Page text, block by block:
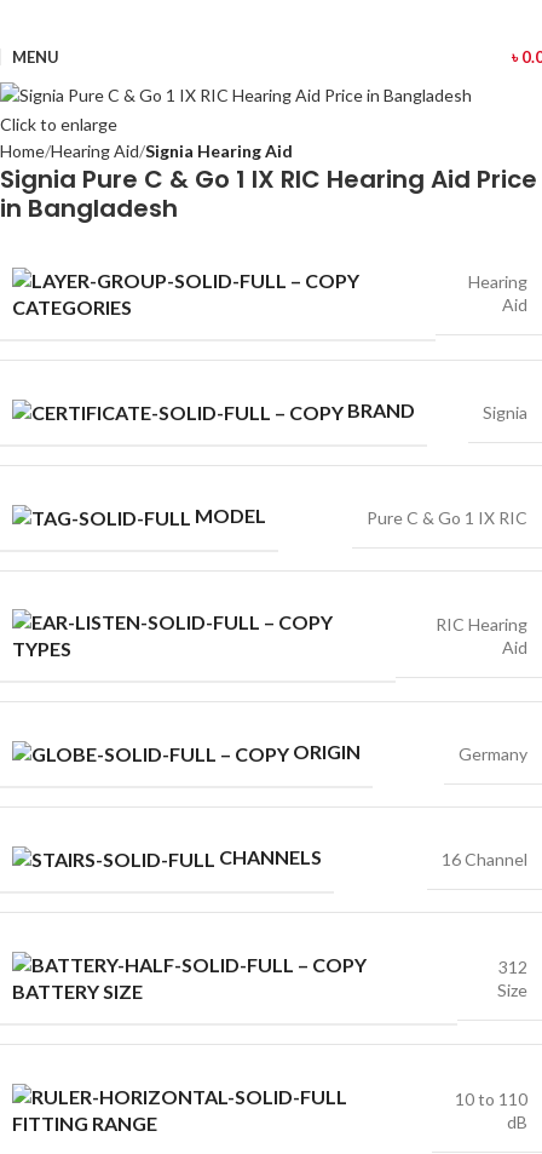
MENU ৳
Click to enlarge
Home Hearing Aid Signia Hearing Aid
Signia Pure C & Go 1 IX RIC Hearing Aid Price
in Bangladesh
CATEGORIES
Hearing
Aid
BRAND Signia
MODEL Pure C & Go 1 IX RIC
TYPES
RIC Hearing
Aid
ORIGIN Germany
CHANNELS 16 Channel
BATTERY SIZE
312
Size
FITTING RANGE
10 to 110
dB